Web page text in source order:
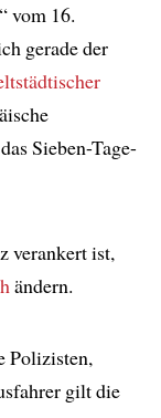
vom 16.
gerade der
Sieben-Tage-
verankert ist,
ändern.
Polizisten,
gilt die